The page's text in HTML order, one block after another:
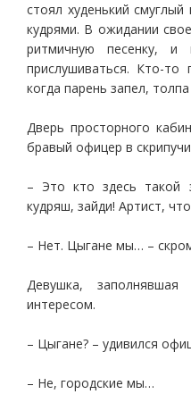
стоял худенький
кудрями. В ожидании
ритмичную песенку, и
прислушиваться. Кто-
когда парень запел,
Дверь просторного
бравый офицер в
– Это кто здесь такой
кудряш, зайди! Артист,
– Нет. Цыгане мы… –
Девушка,
интересом.
– Цыгане? – удивился
– Не, городские мы…